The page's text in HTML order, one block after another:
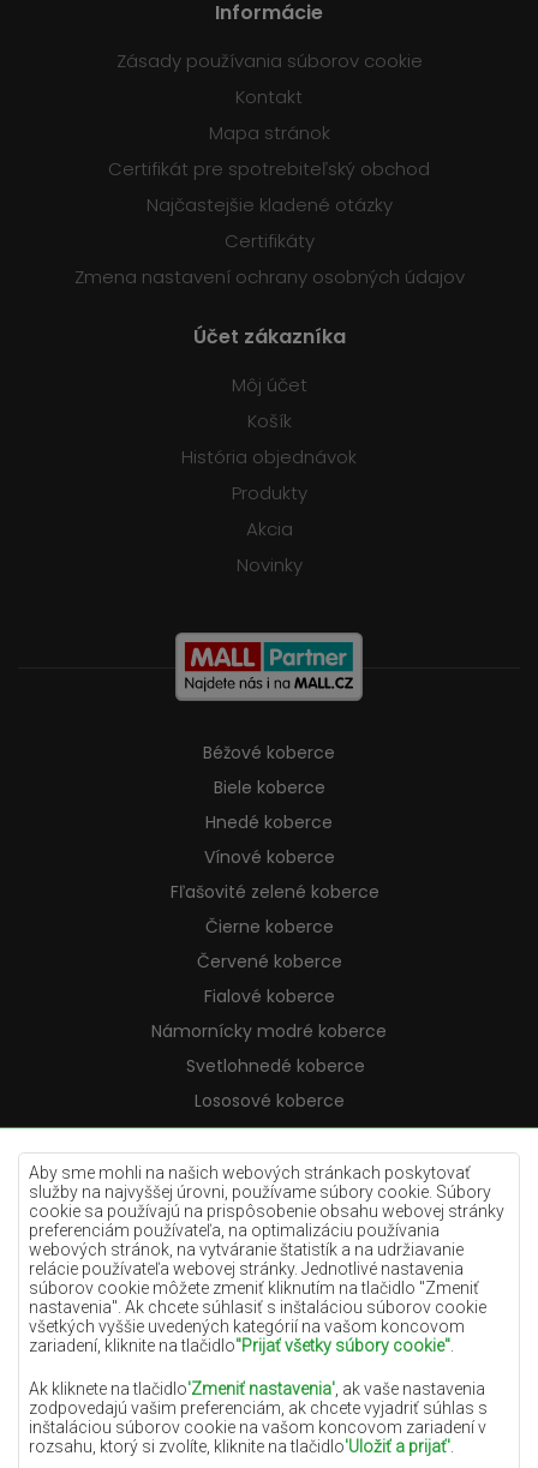
Aby sme mohli na našich webových stránkach poskytovať
služby na najvyššej úrovni, používame súbory cookie. Súbory
cookie sa používajú na prispôsobenie obsahu webovej stránky
preferenciám používateľa, na optimalizáciu používania
webových stránok, na vytváranie štatistík a na udržiavanie
relácie používateľa webovej stránky. Jednotlivé nastavenia
súborov cookie môžete zmeniť kliknutím na tlačidlo "Zmeniť
nastavenia". Ak chcete súhlasiť s inštaláciou súborov cookie
všetkých vyššie uvedených kategórií na vašom koncovom
zariadení, kliknite na tlačidlo"Prijať všetky súbory cookie"
Ak kliknete na tlačidlo'Zmeniť nastavenia' , ak vaše nastavenia
zodpovedajú vašim preferenciám, ak chcete vyjadriť súhlas s
inštaláciou súborov cookie na vašom koncovom zariadení v
rozsahu, ktorý si zvolíte, kliknite na tlačidlo'Uložiť a prijať'
Informácie
Zásady používania súborov cookie
Kontakt
Mapa stránok
Certifikát pre spotrebiteľský obchod
Najčastejšie kladené otázky
Certifikáty
Zmena nastavení ochrany osobných údajov
Účet zákazníka
Môj účet
Košík
História objednávok
Produkty
Akcia
Novinky
Béžové koberce
Biele koberce
Hnedé koberce
Vínové koberce
Fľašovité zelené koberce
Čierne koberce
Červené koberce
Fialové koberce
Námornícky modré koberce
Svetlohnedé koberce
Lososové koberce
Krémové koberce
Lilac koberce
Žlté koberce
Mätové koberce
Modré koberce
Oranžové koberce
Ružové koberce
Šedé koberce
Terakotové koberce
Zelené koberce